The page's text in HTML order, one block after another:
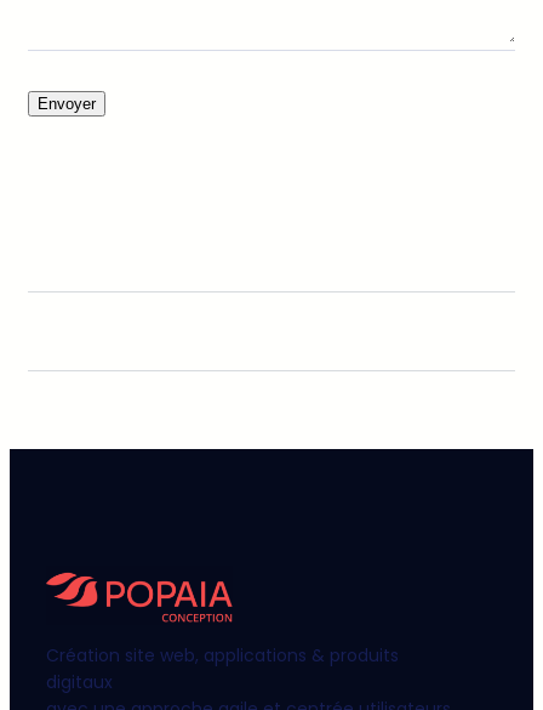
Envoyer
Création site web, applications & produits
digitaux